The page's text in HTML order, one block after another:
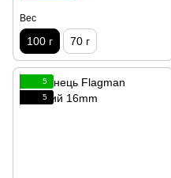
Вес
100 г 70 г
5
5